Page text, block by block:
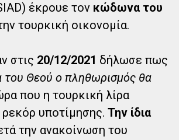
έκρουε τον κώδωνα του
τουρκική οικονομία.
στις 20/12/2021 δήλωσε πως
Θεού ο πληθωρισμός θα
που η τουρκική λίρα
υποτίμησης.Την ίδια
την ανακοίνωση του